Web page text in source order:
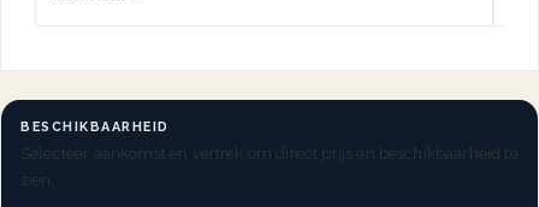
BESCHIKBAARHEID
Selecteer aankomst en vertrek om direct prijs en beschikbaarheid te
zien.